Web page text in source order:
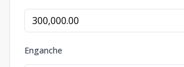
Enganche